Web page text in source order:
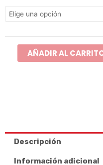
Flap
80
mm
cantidad
AÑADIR AL
Descripción
Información adicional